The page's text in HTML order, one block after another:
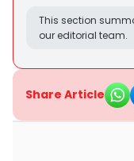
This section
our editorial team.
Share Article